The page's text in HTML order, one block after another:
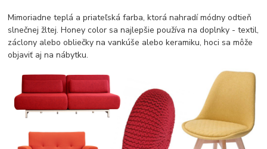
Mimoriadne teplá a priateľská farba, ktorá nahradí módny odtieň
slnečnej žltej. Honey color sa najlepšie používa na doplnky - textil,
záclony alebo obliečky na vankúše alebo keramiku, hoci sa môže
objaviť aj na nábytku.